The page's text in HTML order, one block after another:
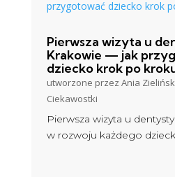
Pierwsza wizyta u
Krakowie — jak
dziecko krok po
utworzone przezAnia
Ciekawostki
Pierwsza wizyta u
w rozwoju każdego